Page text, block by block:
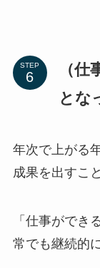
STEP
（
とな
年次で上がる
成果を出すこ
「仕事ができ
常でも継続的